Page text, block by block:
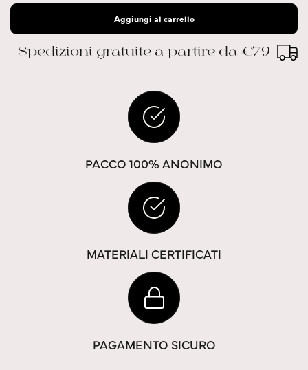
Aggiungi al carrello
Spedizioni gratuite a partire da €79
PACCO 100% ANONIMO
MATERIALI CERTIFICATI
PAGAMENTO SICURO